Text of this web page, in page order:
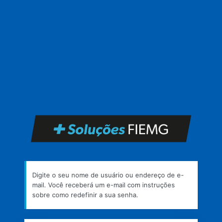
Digite o seu nome de usuário ou endereço de e-
mail. Você receberá um e-mail com instruções
sobre como redefinir a sua senha.